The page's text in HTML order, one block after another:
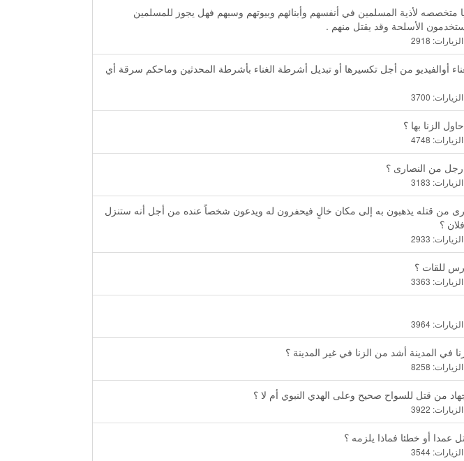
متخصصه لأذية المسلمين في أنفسهم وأبنائهم وبيوتهم وسبهم فهل يجوز للمسلمين
يستخدمون الأسلحة وقد يقتل منهم .
الزيارات: 2918
أوالفيديو من أجل تكسيرها أو تبديل أشرطة الغناء بأشرطة المحدثين وماحكم سرقة أي
الزيارات: 3700
الزنا بها ؟
الزيارات: 4748
من النصارى ؟
الزيارات: 3183
من قتله يذهبون به إلى مكان خالٍ فيحفرون له ويدعون شخصاً عنده من أجل أنه ستنزل
؟
الزيارات: 2933
للقات ؟
الزيارات: 3363
الزيارات: 3964
في المدينة أشد من الزنا في غير المدينة ؟
الزيارات: 8258
من قتل للسواح صحيح وعلى الهدي النبوي أم لا ؟
الزيارات: 3922
عمدا أو خطئا فماذا يلزمه ؟
الزيارات: 3544